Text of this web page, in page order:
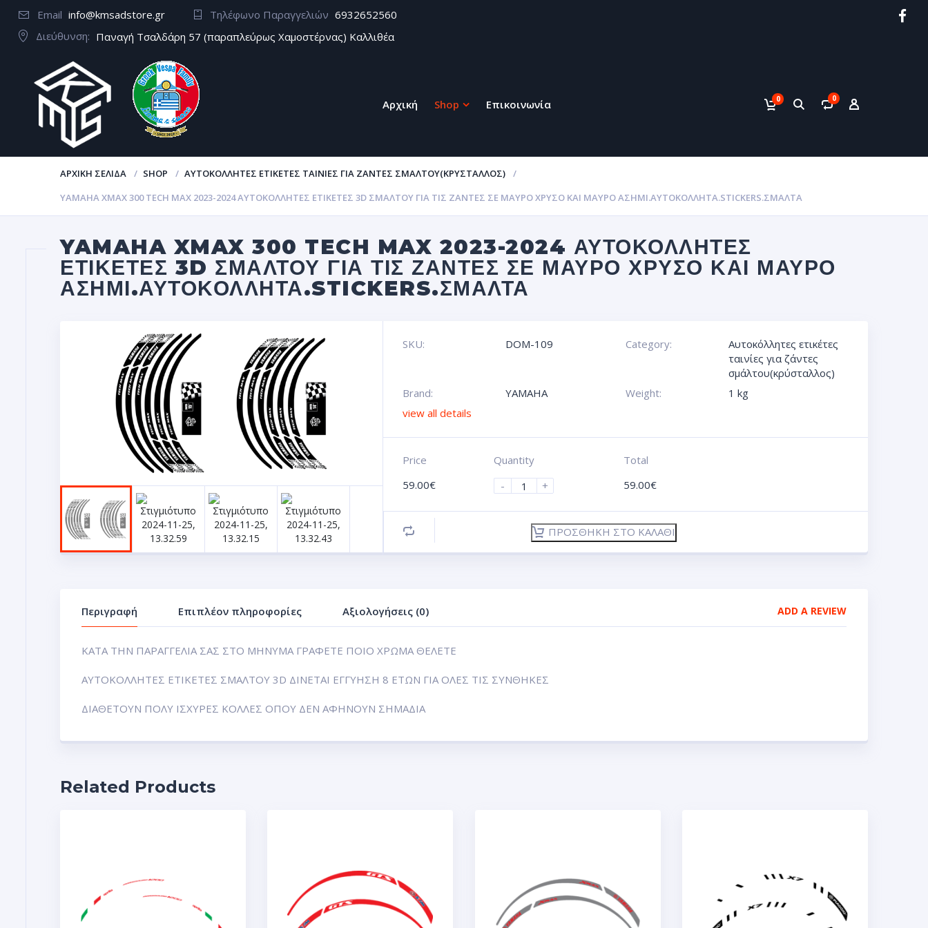
Email info@kmsadstore.gr Τηλέφωνο Παραγγελιών 6932652560
Διεύθυνση: Παναγή Τσαλδάρη 57 (παραπλεύρως Χαμοστέρνας) Καλλιθέα
Αρχική Shop Επικοινωνία 0 0
ΑΡΧΙΚΉ ΣΕΛΊΔΑ SHOP
ΑΥΤΟΚΌΛΛΗΤΕΣ ΕΤΙΚΈΤΕΣ ΤΑΙΝΊΕΣ ΓΙΑ ΖΆΝΤΕΣ ΣΜΆΛΤΟΥ(ΚΡΎΣΤΑΛΛΟΣ)
YAMAHA XMAX 300 TECH MAX 2023-2024 ΑΥΤΟΚΌΛΛΗΤΕΣ ΕΤΙΚΈΤΕΣ 3D ΣΜΆΛΤΟΥ ΓΙΑ ΤΙΣ ΖΆΝΤΕΣ ΣΕ ΜΑΎΡΟ ΧΡΥΣΌ ΚΑΙ ΜΑΎΡΟ ΑΣΗΜΊ.ΑΥΤΟΚΌΛΛΗΤΑ.STICKERS.ΣΜΑΛΤΑ
YAMAHA XMAX 300 TECH MAX 2023-2024 ΑΥΤΟΚΌΛΛΗΤΕΣ
ΕΤΙΚΈΤΕΣ 3D ΣΜΆΛΤΟΥ ΓΙΑ ΤΙΣ ΖΆΝΤΕΣ ΣΕ ΜΑΎΡΟ ΧΡΥΣΌ ΚΑΙ ΜΑΎΡΟ
ΑΣΗΜΊ.ΑΥΤΟΚΌΛΛΗΤΑ.STICKERS.ΣΜΑΛΤΑ
SKU: DOM-109 Category:
Αυτοκόλλητες ετικέτες
ταινίες για ζάντες
σμάλτου(κρύσταλλος)
Brand:
YAMAHA Weight:
1 kg
view all details
Price
59.00€
Quantity
-
+
Total
59.00€
ΠΡΟΣΘΉΚΗ ΣΤΟ ΚΑΛΆΘΙ
Περιγραφή Επιπλέον πληροφορίες Αξιολογήσεις (0) ADD A REVIEW
ΚΑΤΑ ΤΗΝ ΠΑΡΑΓΓΕΛΙΑ ΣΑΣ ΣΤΟ ΜΗΝΥΜΑ ΓΡΑΦΕΤΕ ΠΟΙΟ ΧΡΩΜΑ ΘΕΛΕΤΕ
ΑΥΤΟΚΟΛΛΗΤΕΣ ΕΤΙΚΕΤΕΣ ΣΜΑΛΤΟΥ 3D ΔΙΝΕΤΑΙ ΕΓΓΥΗΣΗ 8 ΕΤΩΝ ΓΙΑ ΟΛΕΣ ΤΙΣ ΣΥΝΘΗΚΕΣ
ΔΙΑΘΕΤΟΥΝ ΠΟΛΥ ΙΣΧΥΡΕΣ ΚΟΛΛΕΣ ΟΠΟΥ ΔΕΝ ΑΦΗΝΟΥΝ ΣΗΜΑΔΙΑ
Related Products